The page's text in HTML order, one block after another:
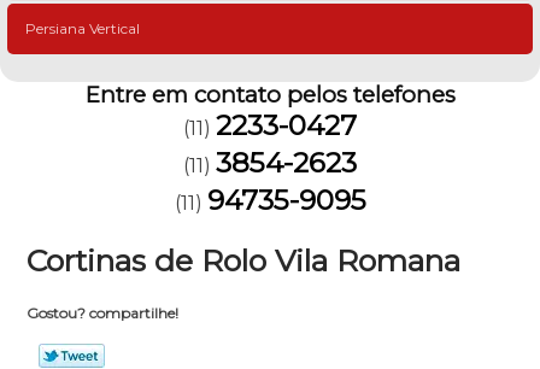
Persiana Vertical
Entre em contato pelos telefones
(11) 2233-0427
(11) 3854-2623
(11) 94735-9095
Cortinas de Rolo Vila Romana
Gostou? compartilhe!